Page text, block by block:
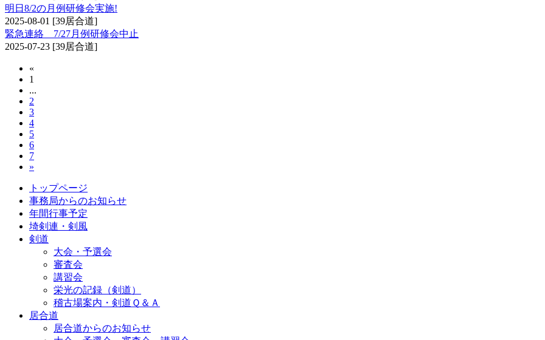
明日8/2の月例研修会実施!
2025-08-01 [39居合道]
緊急連絡 7/27月例研修会中止
2025-07-23 [39居合道]
«
1
...
2
3
4
5
6
7
»
トップページ
事務局からのお知らせ
年間行事予定
埼剣連・剣風
剣道
大会・予選会
審査会
講習会
栄光の記録（剣道）
稽古場案内・剣道Ｑ＆Ａ
居合道
居合道からのお知らせ